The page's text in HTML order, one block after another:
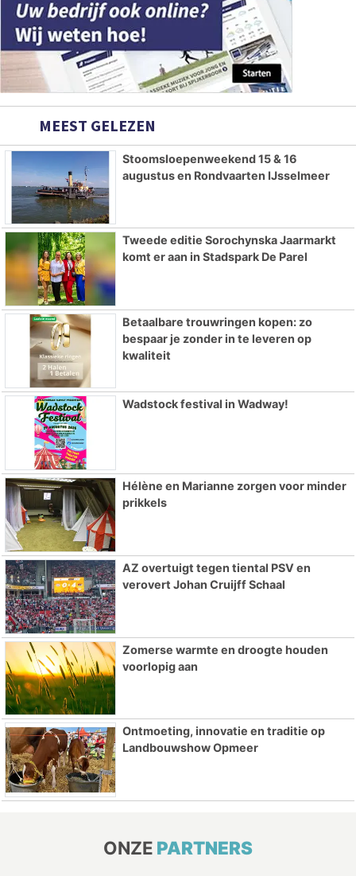
MEEST GELEZEN
Stoomsloepenweekend 15 & 16
augustus en Rondvaarten IJsselmeer
Tweede editie Sorochynska Jaarmarkt
komt er aan in Stadspark De Parel
Betaalbare trouwringen kopen: zo
bespaar je zonder in te leveren op
kwaliteit
Wadstock festival in Wadway!
Hélène en Marianne zorgen voor minder
prikkels
AZ overtuigt tegen tiental PSV en
verovert Johan Cruijff Schaal
Zomerse warmte en droogte houden
voorlopig aan
Ontmoeting, innovatie en traditie op
Landbouwshow Opmeer
ONZE PARTNERS